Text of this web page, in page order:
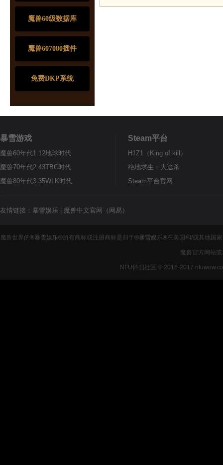
魔兽60级数据库
魔兽607080插件
免费DKP系统
暴雪游戏
魔兽60年代1.12地球时代
魔兽70年代2.43TBC时代
魔兽80年代3.35WLK时代
Steam平台
H1Z1（King of kill）
绝地求生：大逃杀
Steam平台官网
友情链接： 暴雪娱乐 魔兽中文官网（网易）
魔兽世界的®暴雪娱乐®所有商标或注册商标是归于®暴雪娱乐®在美国和/或其他国
魔兽官方网站
NFU怀旧社区 © 2016-2017